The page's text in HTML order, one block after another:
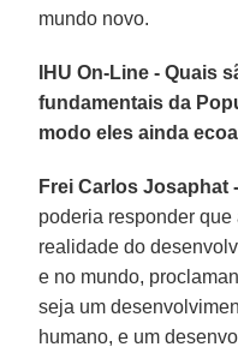
mundo novo.
IHU On-Line - Quais
fundamentais da
modo eles ainda
Frei Carlos Josaphat -
poderia responder
realidade do
e no mundo,
seja um
humano, e um